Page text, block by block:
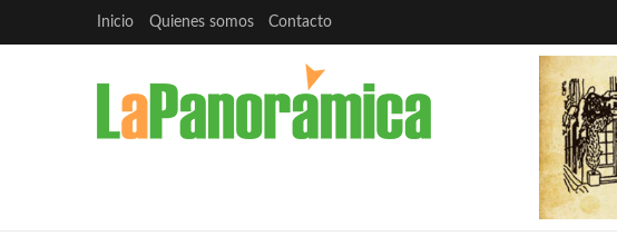
Inicio Quienes somos Contacto